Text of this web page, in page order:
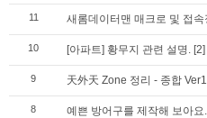
11 새롬데이터맨 매크로 및 접
10 [아파트] 황무지 관련 설명. [2]
9 天外天 Zone 정리 - 종합
8 예쁜 방어구를 제작해 보아